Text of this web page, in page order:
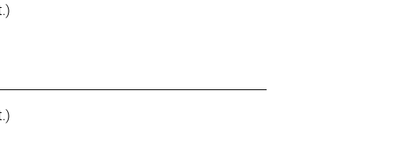
als die Vorgängerversion. Darüber
der Positionierung auf dem Bike,
Bike entwickelt, um die Madone noch